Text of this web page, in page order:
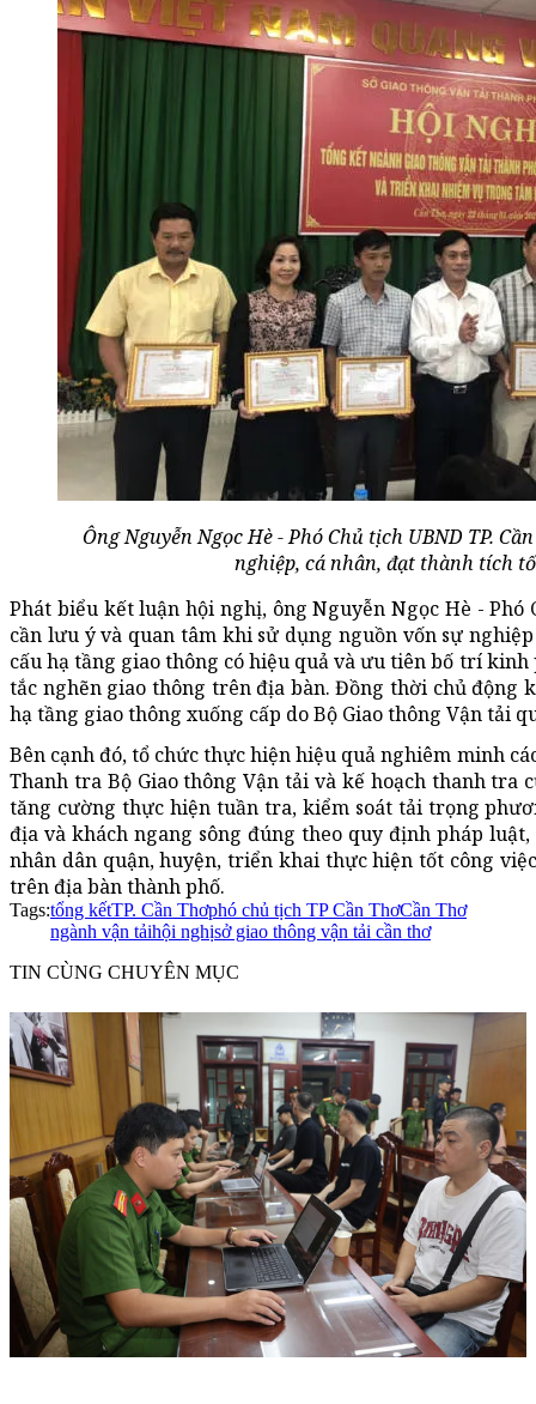
Ông Nguyễn Ngọc Hè - Phó Chủ tịch UBND TP.
nghiệp, cá nhân, đạt thành tích
Phát biểu kết luận hội nghị, ông Nguyễn Ngọc Hè - Phó
cần lưu ý và quan tâm khi sử dụng nguồn vốn sự
cấu hạ tầng giao thông có hiệu quả và ưu tiên bố trí
tắc nghẽn giao thông trên địa bàn. Đồng thời chủ động
hạ tầng giao thông xuống cấp do Bộ Giao thông Vận tải
Bên cạnh đó, tổ chức thực hiện hiệu quả nghiêm minh
Thanh tra Bộ Giao thông Vận tải và kế hoạch thanh tra
tăng cường thực hiện tuần tra, kiểm soát tải trọng
địa và khách ngang sông đúng theo quy định pháp
nhân dân quận, huyện, triển khai thực hiện tốt công
trên địa bàn thành phố.
Tags:tổng kếtTP. Cần Thơphó chủ tịch TP Cần ThơCần Thơ
ngành vận tảihội nghịsở giao thông vận tải cần thơ
TIN CÙNG CHUYÊN MỤC